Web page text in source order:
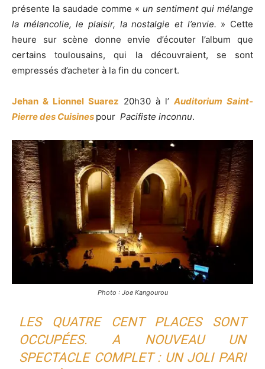
présente la saudade comme « un sentiment qui mélange
la mélancolie, le plaisir, la nostalgie et l’envie. » Cette
heure sur scène donne envie d’écouter l’album que
certains toulousains, qui la découvraient, se sont
empressés d’acheter à la fin du concert.
Jehan & Lionnel Suarez 20h30 à l’ Auditorium Saint-
Pierre des Cuisines pour Pacifiste inconnu.
Photo : Joe Kangourou
LES QUATRE CENT PLACES SONT
OCCUPÉES. A NOUVEAU UN
SPECTACLE COMPLET : UN JOLI PARI